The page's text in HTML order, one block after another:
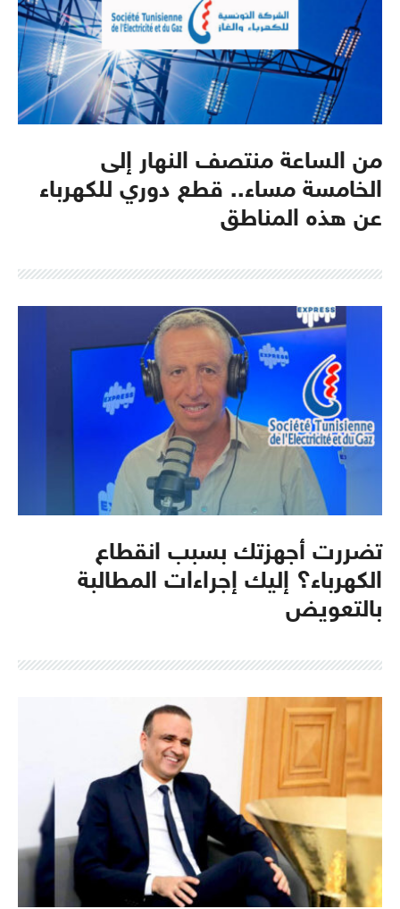
من الساعة منتصف النهار إلى
الخامسة مساء.. قطع دوري للكهرباء
عن هذه المناطق
تضررت أجهزتك بسبب انقطاع
الكهرباء؟ إليك إجراءات المطالبة
بالتعويض